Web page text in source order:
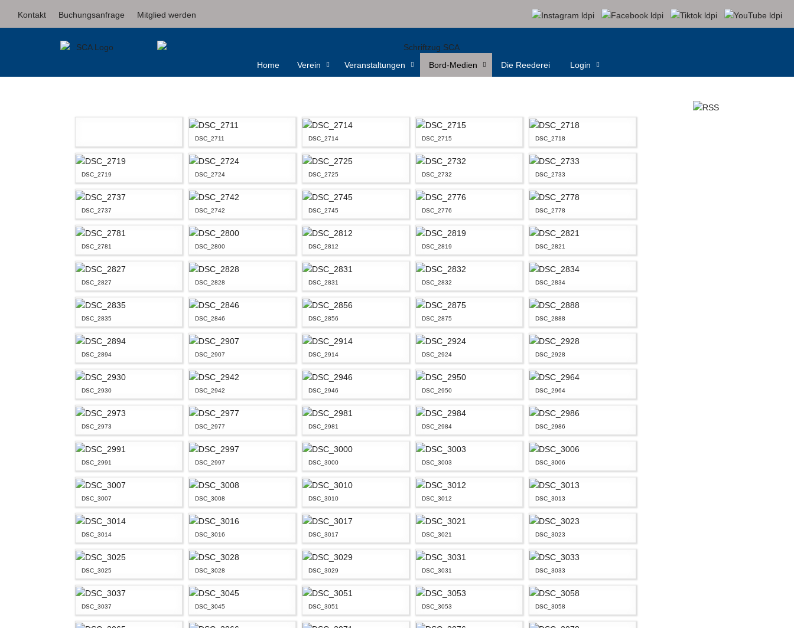
Kontakt Buchungsanfrage Mitglied werden
Home Verein Veranstaltungen Bord-Medien Die Reederei Login
DSC_2711 DSC_2714 DSC_2715 DSC_2718
DSC_2719 DSC_2724 DSC_2725 DSC_2732 DSC_2733
DSC_2737 DSC_2742 DSC_2745 DSC_2776 DSC_2778
DSC_2781 DSC_2800 DSC_2812 DSC_2819 DSC_2821
DSC_2827 DSC_2828 DSC_2831 DSC_2832 DSC_2834
DSC_2835 DSC_2846 DSC_2856 DSC_2875 DSC_2888
DSC_2894 DSC_2907 DSC_2914 DSC_2924 DSC_2928
DSC_2930 DSC_2942 DSC_2946 DSC_2950 DSC_2964
DSC_2973 DSC_2977 DSC_2981 DSC_2984 DSC_2986
DSC_2991 DSC_2997 DSC_3000 DSC_3003 DSC_3006
DSC_3007 DSC_3008 DSC_3010 DSC_3012 DSC_3013
DSC_3014 DSC_3016 DSC_3017 DSC_3021 DSC_3023
DSC_3025 DSC_3028 DSC_3029 DSC_3031 DSC_3033
DSC_3037 DSC_3045 DSC_3051 DSC_3053 DSC_3058